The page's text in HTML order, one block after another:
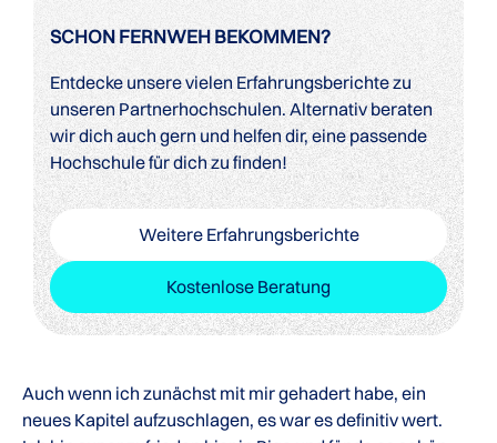
SCHON FERNWEH BEKOMMEN?
Entdecke unsere vielen Erfahrungsberichte zu
unseren Partnerhochschulen. Alternativ beraten
wir dich auch gern und helfen dir, eine passende
Hochschule für dich zu finden!
Weitere Erfahrungsberichte
Kostenlose Beratung
Auch wenn ich zunächst mit mir gehadert habe, ein
neues Kapitel aufzuschlagen, es war es definitiv wert.